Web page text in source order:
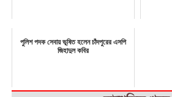
পুলিশ পদক সেবায় ভূষিত হলেন চাঁদপুরের এসপি
জিহাদুল কবির